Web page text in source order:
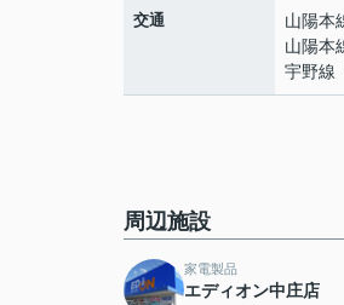
交通 山陽本
山陽本
宇野線
周辺施設
家電製品
エディオン中庄店